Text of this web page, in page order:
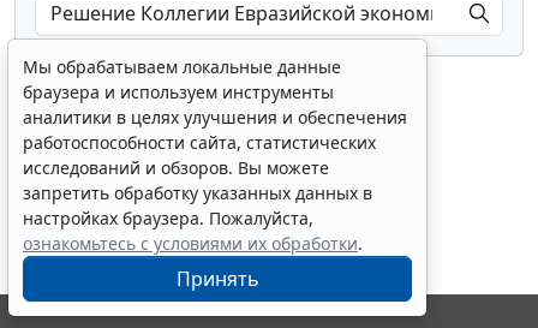
Показать все материалы
Мы обрабатываем локальные данные
браузера и используем инструменты
аналитики в целях улучшения и обеспечения
работоспособности сайта, статистических
исследований и обзоров. Вы можете
запретить обработку указанных данных в
настройках браузера. Пожалуйста,
ознакомьтесь с условиями их обработки.
Принять